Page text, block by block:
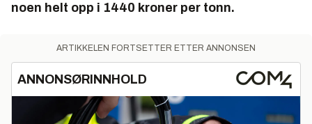
noen helt opp i 1440 kroner per tonn.
ARTIKKELEN FORTSETTER ETTER ANNONSEN
ANNONSØRINNHOLD